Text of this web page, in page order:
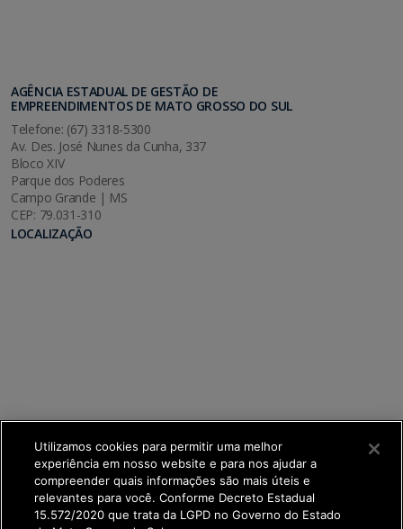
AGÊNCIA ESTADUAL DE GESTÃO DE
EMPREENDIMENTOS DE MATO GROSSO DO SUL
Telefone: (67) 3318-5300
Av. Des. José Nunes da Cunha, 337
Bloco XIV
Parque dos Poderes
Campo Grande | MS
CEP: 79.031-310
LOCALIZAÇÃO
Utilizamos cookies para permitir uma melhor
experiência em nosso website e para nos ajudar a
compreender quais informações são mais úteis e
relevantes para você. Conforme Decreto Estadual
15.572/2020 que trata da LGPD no Governo do Estado